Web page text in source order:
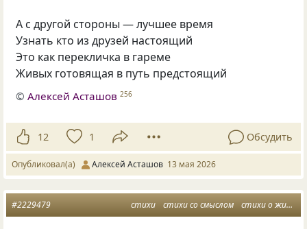
А с другой стороны — лучшее время
Узнать кто из друзей настоящий
Это как перекличка в гареме
Живых готовящая в путь предстоящий
©Алексей Асташов 256
12 1 Обсудить
Опубликовал(а) Алексей Асташов 13 мая 2026
стихи стихи со смыслом стихи о жизни
#2229479